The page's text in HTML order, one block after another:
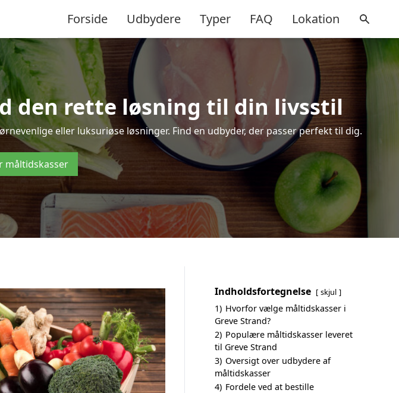
Forside Udbydere Typer FAQ Lokation
den rette løsning til din livsstil
eller luksuriøse løsninger. Find en udbyder, der passer perfekt til dig.
måltidskasser
Indholdsfortegnelse skjul
1) Hvorfor vælge måltidskasser i
Greve Strand?
2) Populære måltidskasser leveret
til Greve Strand
3) Oversigt over udbydere af
måltidskasser
4) Fordele ved at bestille